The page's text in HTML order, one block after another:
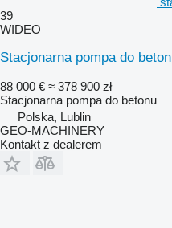
39
WIDEO
Stacjonarna pompa do
88 000 € ≈ 378 900 zł
Stacjonarna pompa do betonu
Polska, Lublin
GEO-MACHINERY
Kontakt z dealerem